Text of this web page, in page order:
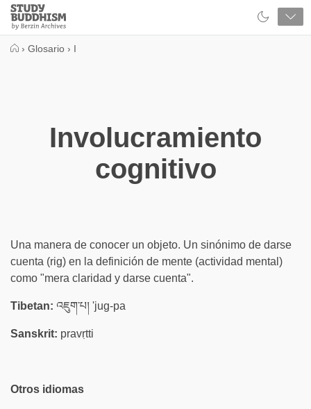
Close
Study
Buddhism
› Glosario › I
Involucramiento
cognitivo
Una manera de conocer un objeto. Un sinónimo de darse
cuenta (rig) en la definición de mente (actividad mental)
como "mera claridad y darse cuenta".
Tibetan: འཇུག་པ། 'jug-pa
Sanskrit: pravṛtti
Otros idiomas